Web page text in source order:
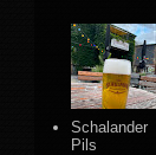
Schalander
Pils